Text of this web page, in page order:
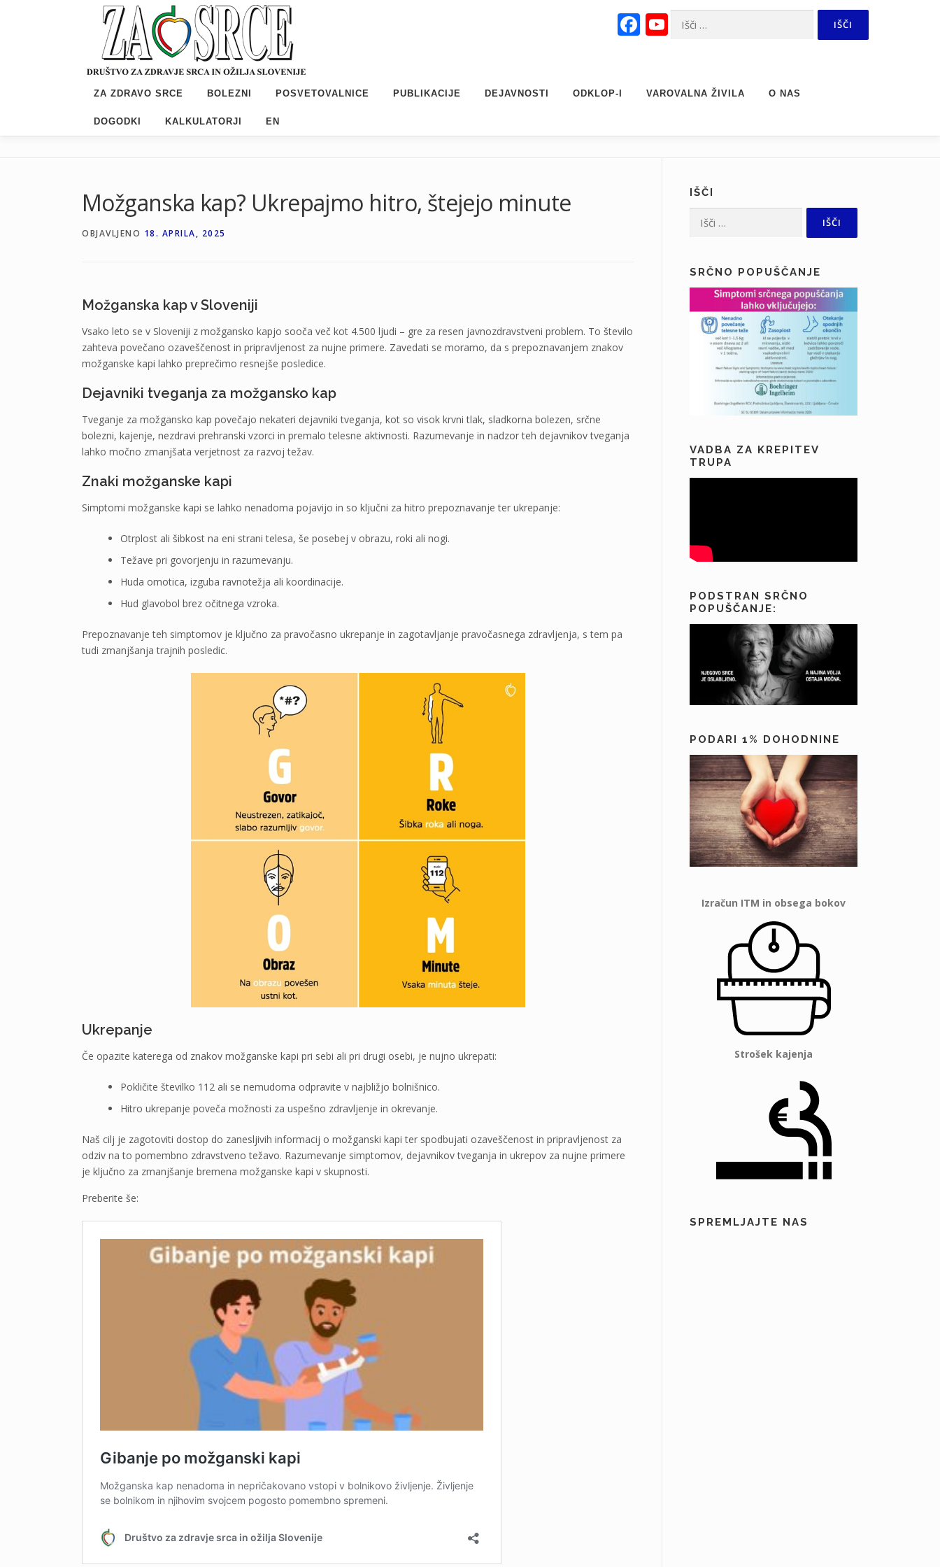
Facebook
YouTube
Išči:
ZA ZDRAVO SRCE BOLEZNI POSVETOVALNICE PUBLIKACIJE DEJAVNOSTI ODKLOP-I VAROVALNA ŽIVILA O NAS
DOGODKI KALKULATORJI EN
Možganska kap? Ukrepajmo hitro, štejejo minute
OBJAVLJENO 18. APRILA, 2025
Možganska kap v Sloveniji
Vsako leto se v Sloveniji z možgansko kapjo sooča več kot 4.500 ljudi – gre za resen javnozdravstveni problem. To število
zahteva povečano ozaveščenost in pripravljenost za nujne primere. Zavedati se moramo, da s prepoznavanjem znakov
možganske kapi lahko preprečimo resnejše posledice.
Dejavniki tveganja za možgansko kap
Tveganje za možgansko kap povečajo nekateri dejavniki tveganja, kot so visok krvni tlak, sladkorna bolezen, srčne
bolezni, kajenje, nezdravi prehranski vzorci in premalo telesne aktivnosti. Razumevanje in nadzor teh dejavnikov tveganja
lahko močno zmanjšata verjetnost za razvoj težav.
Znaki možganske kapi
Simptomi možganske kapi se lahko nenadoma pojavijo in so ključni za hitro prepoznavanje ter ukrepanje:
Otrplost ali šibkost na eni strani telesa, še posebej v obrazu, roki ali nogi.
Težave pri govorjenju in razumevanju.
Huda omotica, izguba ravnotežja ali koordinacije.
Hud glavobol brez očitnega vzroka.
Prepoznavanje teh simptomov je ključno za pravočasno ukrepanje in zagotavljanje pravočasnega zdravljenja, s tem pa
tudi zmanjšanja trajnih posledic.
Ukrepanje
Če opazite katerega od znakov možganske kapi pri sebi ali pri drugi osebi, je nujno ukrepati:
Pokličite številko 112 ali se nemudoma odpravite v najbližjo bolnišnico.
Hitro ukrepanje poveča možnosti za uspešno zdravljenje in okrevanje.
Naš cilj je zagotoviti dostop do zanesljivih informacij o možganski kapi ter spodbujati ozaveščenost in pripravljenost za
odziv na to pomembno zdravstveno težavo. Razumevanje simptomov, dejavnikov tveganja in ukrepov za nujne primere
je ključno za zmanjšanje bremena možganske kapi v skupnosti.
Preberite še:
IŠČI
Išči:
SRČNO POPUŠČANJE
VADBA ZA KREPITEV
TRUPA
PODSTRAN SRČNO
POPUŠČANJE:
PODARI 1% DOHODNINE
Izračun ITM in obsega bokov
Strošek kajenja
SPREMLJAJTE NAS